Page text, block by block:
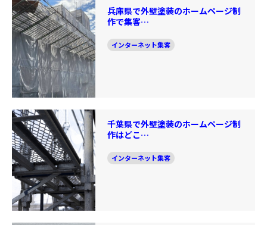
兵庫県で外壁塗装のホームページ制
作で集客…
インターネット集客
千葉県で外壁塗装のホームページ制
作はどこ…
インターネット集客